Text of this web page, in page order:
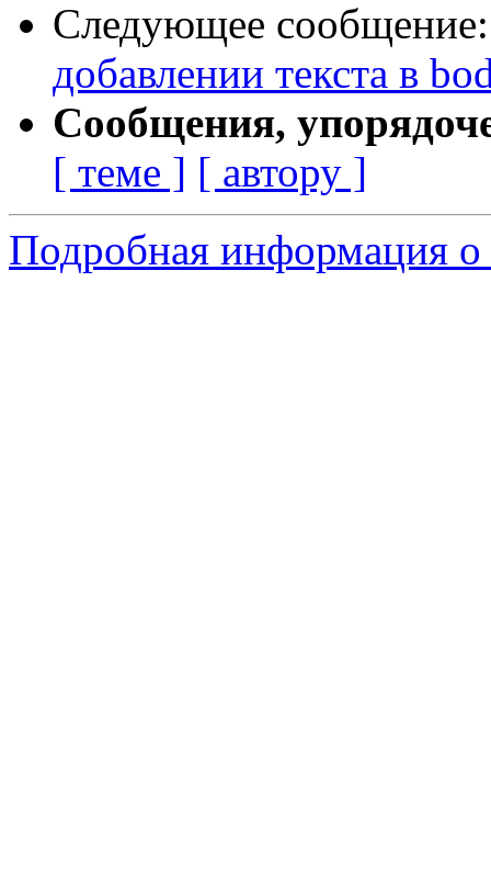
Следующее
добавлении текста в
Сообщения,
[ теме ] [ автору ]
Подробная информация